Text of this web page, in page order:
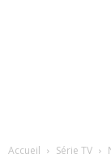
Accueil Série TV